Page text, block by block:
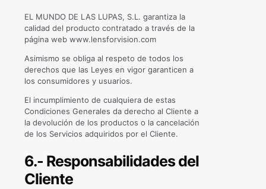
EL MUNDO DE LAS LUPAS, S.L. garantiza la
calidad del producto contratado a través de la
página web www.lensforvision.com
Asimismo se obliga al respeto de todos los
derechos que las Leyes en vigor garanticen a
los consumidores y usuarios.
El incumplimiento de cualquiera de estas
Condiciones Generales da derecho al Cliente a
la devolución de los productos o la cancelación
de los Servicios adquiridos por el Cliente.
6.- Responsabilidades del
Cliente